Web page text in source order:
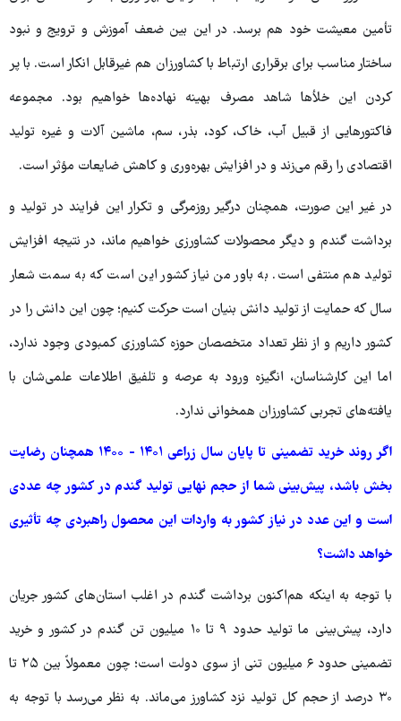
تأمین معیشت خود هم برسد. در این بین ضعف آموزش و ترویج و نبود
ساختار مناسب برای برقراری ارتباط با کشاورزان هم غیرقابل انکار است. با پر
کردن این خلأها شاهد مصرف بهینه نهاده‌ها خواهیم بود. مجموعه
فاکتورهایی از قبیل آب، خاک، کود، بذر، سم، ماشین آلات و غیره تولید
اقتصادی را رقم می‌زند و در افزایش بهره‌وری و کاهش ضایعات مؤثر است.
در غیر این صورت، همچنان درگیر روزمرگی و تکرار این فرایند در تولید و
برداشت گندم و دیگر محصولات کشاورزی خواهیم ماند، در نتیجه افزایش
تولید هم منتفی است. به باور من نیاز کشور این است که به سمت شعار
سال که حمایت از تولید دانش بنیان است حرکت کنیم؛ چون این دانش را در
کشور داریم و از نظر تعداد متخصصان حوزه کشاورزی کمبودی وجود ندارد،
اما این کارشناسان، انگیزه ورود به عرصه و تلفیق اطلاعات علمی‌شان با
یافته‌های تجربی کشاورزان همخوانی ندارد.
اگر روند خرید تضمینی تا پایان سال زراعی ۱۴۰۱ - ۱۴۰۰ همچنان رضایت
بخش باشد، پیش‌بینی شما از حجم نهایی تولید گندم در کشور چه عددی
است و این عدد در نیاز کشور به واردات این محصول راهبردی چه تأثیری
خواهد داشت؟
با توجه به اینکه هم‌اکنون برداشت گندم در اغلب استان‌های کشور جریان
دارد، پیش‌بینی ما تولید حدود ۹ تا ۱۰ میلیون تن گندم در کشور و خرید
تضمینی حدود ۶ میلیون تنی از سوی دولت است؛ چون معمولاً بین ۲۵ تا
۳۰ درصد از حجم کل تولید نزد کشاورز می‌ماند. به نظر می‌رسد با توجه به